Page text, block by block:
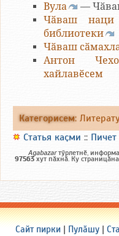
Вула
—
Чӑваш наци
библиотеки
Чӑваш
Антон
хайлавӗсем
Категорисем:
Статья каҫми ::
Agabazarтӳрлетнӗ,
97563хут пӑхнӑ. Ку
Сайт пирки | Пулӑшу |